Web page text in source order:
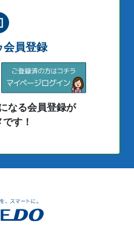
会員登録
なる会員登録が
す！